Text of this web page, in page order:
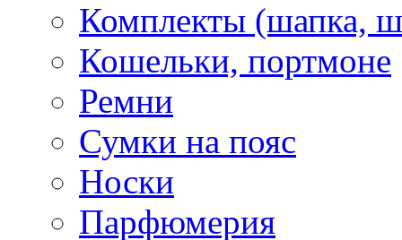
Комплекты (шапка,
Кошельки, портмоне
Ремни
Сумки на пояс
Носки
Парфюмерия